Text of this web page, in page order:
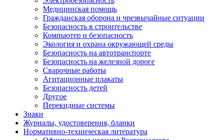
Медицинская помощь
Гражданская оборона и чрезвычайные ситуации
Безопасность в строительстве
Компьютер и безопасность
Экология и охрана окружающей среды
Безопасность на автотранспорте
Безопасность на железной дороге
Сварочные работы
Агитационные плакаты
Безопасность детей
Другое
Перекидные системы
Знаки
Журналы, удостоверения, бланки
Нормативно-техническая литература